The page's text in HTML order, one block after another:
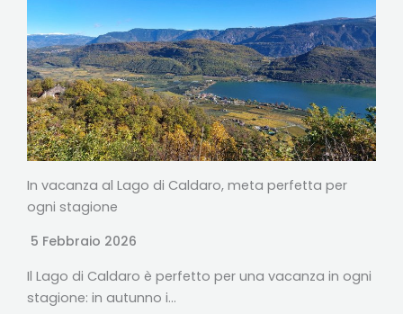
In vacanza al Lago di Caldaro, meta perfetta per
ogni stagione
5 Febbraio 2026
Il Lago di Caldaro è perfetto per una vacanza in ogni
stagione: in autunno i…